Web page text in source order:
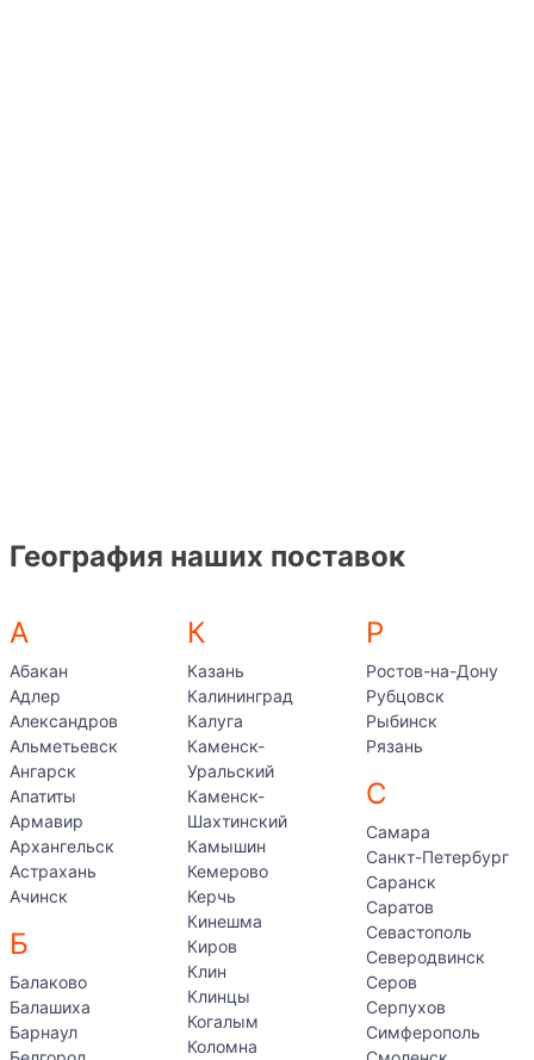
География наших поставок
А
Абакан
Адлер
Александров
Альметьевск
Ангарск
Апатиты
Армавир
Архангельск
Астрахань
Ачинск
Б
Балаково
Балашиха
Барнаул
К
Казань
Калининград
Калуга
Каменск-
Уральский
Каменск-
Шахтинский
Камышин
Кемерово
Керчь
Кинешма
Киров
Клин
Клинцы
Когалым
Коломна
Р
Ростов-на-Дону
Рубцовск
Рыбинск
Рязань
С
Самара
Санкт-Петербург
Саранск
Саратов
Севастополь
Северодвинск
Серов
Серпухов
Симферополь